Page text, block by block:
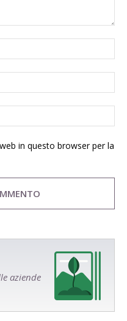
in questo browser per la
aziende